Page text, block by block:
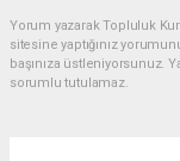
Yorum yazarak Topluluk
sitesine yaptığınız
başınıza üstleniyorsunuz.
sorumlu tutulamaz.